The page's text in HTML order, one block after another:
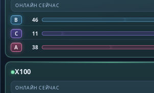
ОНЛАЙН СЕЙЧАС
B
46
C
11
A
38
X100
ОНЛАЙН СЕЙЧАС